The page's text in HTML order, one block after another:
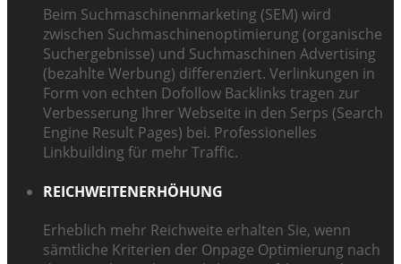
Beim Suchmaschinenmarketing (SEM) wird
zwischen Suchmaschinenoptimierung (organische
Suchergebnisse) und Suchmaschinen Advertising
(bezahlte Werbung) differenziert. Verlinkungen in
Form von echten Dofollow Backlinks tragen zur
Verbesserung Ihrer Webseite in den Serps (Search
Engine Result Pages) bei. Professionelles
Linkbuilding für mehr Traffic.
REICHWEITENERHÖHUNG
Erheblich mehr Reichweite erhalten Sie, wenn
sämtliche Kriterien der Onpage Optimierung nach